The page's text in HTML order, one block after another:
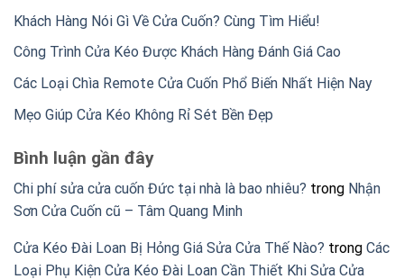
Khách Hàng Nói Gì Về Cửa Cuốn? Cùng Tìm Hiểu!
Công Trình Cửa Kéo Được Khách Hàng Đánh Giá Cao
Các Loại Chìa Remote Cửa Cuốn Phổ Biến Nhất Hiện Nay
Mẹo Giúp Cửa Kéo Không Rỉ Sét Bền Đẹp
Bình luận gần đây
Chi phí sửa cửa cuốn Đức tại nhà là bao nhiêu? trong Nhận
Sơn Cửa Cuốn cũ – Tâm Quang Minh
Cửa Kéo Đài Loan Bị Hỏng Giá Sửa Cửa Thế Nào? trong Các
Loại Phụ Kiện Cửa Kéo Đài Loan Cần Thiết Khi Sửa Cửa